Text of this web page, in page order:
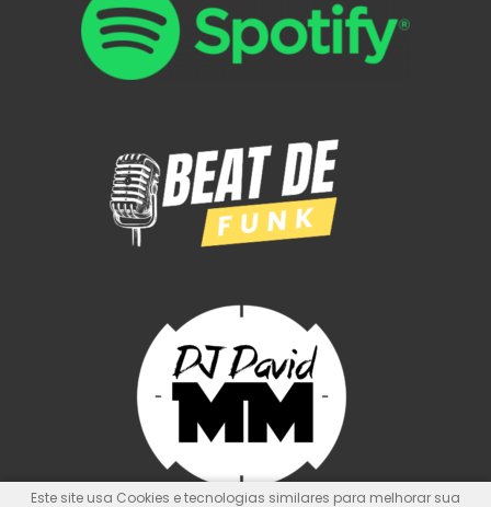
Este site usa Cookies e tecnologias similares para melhorar sua